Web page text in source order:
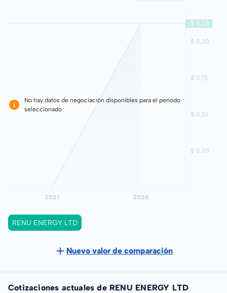
No hay datos de negociación disponibles para el período
seleccionado
RENU ENERGY LTD
Nuevo valor de comparación
Cotizaciones actuales de RENU ENERGY LTD